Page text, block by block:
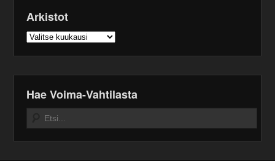
Arkistot
Arkistot
Hae Voima-Vahtilasta
Search